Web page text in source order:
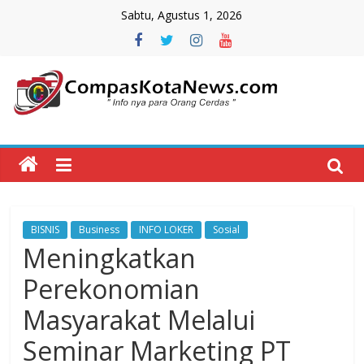
Sabtu, Agustus 1, 2026
Compas
Kota
CompasKotaNews.com
Hadir
untuk
memberikan
informasi
kepada
masyarakat
BISNIS Business INFO LOKER Sosial
Meningkatkan
Perekonomian
Masyarakat Melalui
Seminar Marketing PT